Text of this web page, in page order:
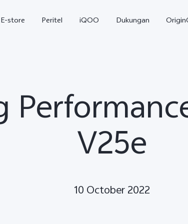
E-store Peritel iQOO Dukungan
V25e
10 October 2022